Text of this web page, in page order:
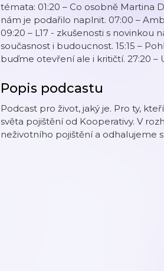
témata: 01:20 – Co osobně Martina
nám je podařilo naplnit. 07:00 –
09:20 – L17 - zkušenosti s novinkou
současnost i budoucnost. 15:15 –
buďme otevření ale i kritičtí. 27:20
Popis podcastu
Podcast pro život, jaký je. Pro ty,
světa pojištění od Kooperativy. V
neživotního pojištění a odhalujeme